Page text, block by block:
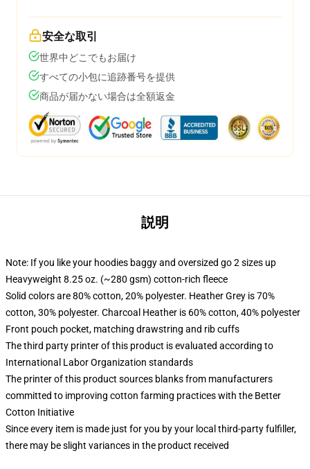
安全な取引
世界中どこでもお届け
すべての小包に追跡番号を提供
商品が届かない場合は全額返金
説明
Note: If you like your hoodies baggy and oversized go 2 sizes up
Heavyweight 8.25 oz. (~280 gsm) cotton-rich fleece
Solid colors are 80% cotton, 20% polyester. Heather Grey is 70%
cotton, 30% polyester. Charcoal Heather is 60% cotton, 40% polyester
Front pouch pocket, matching drawstring and rib cuffs
The third party printer of this product is evaluated according to
International Labor Organization standards
The printer of this product sources blanks from manufacturers
committed to improving cotton farming practices with the Better
Cotton Initiative
Since every item is made just for you by your local third-party fulfiller,
there may be slight variances in the product received